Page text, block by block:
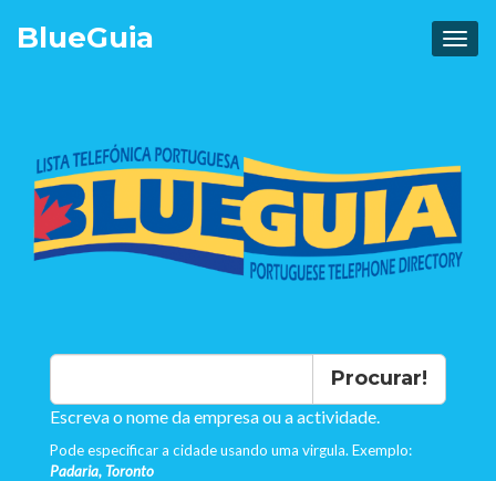
BlueGuia
Procurar!
Escreva o nome da empresa ou a actividade.
Pode especificar a cidade usando uma virgula. Exemplo:
Padaria, Toronto